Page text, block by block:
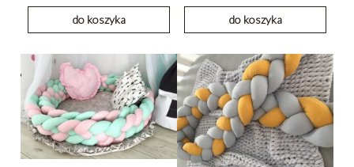
do koszyka do koszyka